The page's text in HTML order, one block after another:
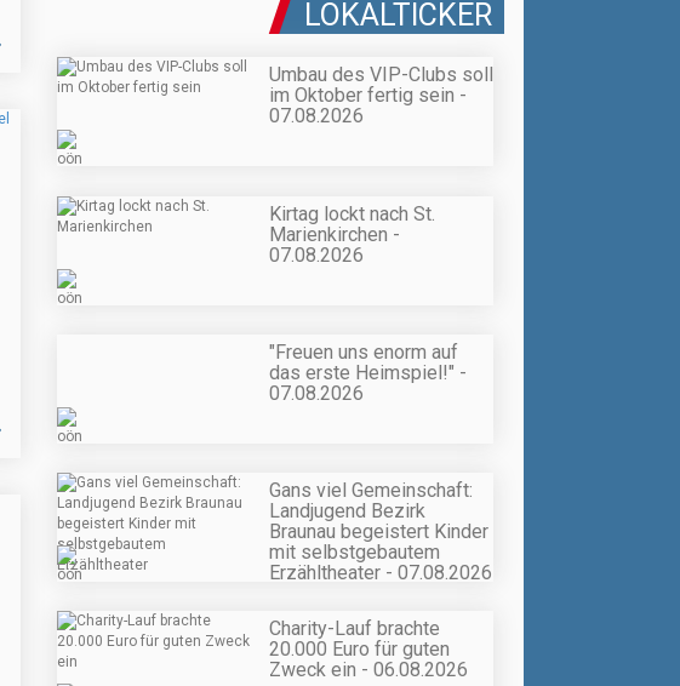
LOKALTICKER
Umbau des VIP-Clubs soll
im Oktober fertig sein -
07.08.2026
Kirtag lockt nach St.
Marienkirchen -
07.08.2026
"Freuen uns enorm auf
das erste Heimspiel!" -
07.08.2026
Gans viel Gemeinschaft:
Landjugend Bezirk
Braunau begeistert Kinder
mit selbstgebautem
Erzähltheater - 07.08.2026
Charity-Lauf brachte
20.000 Euro für guten
Zweck ein - 06.08.2026